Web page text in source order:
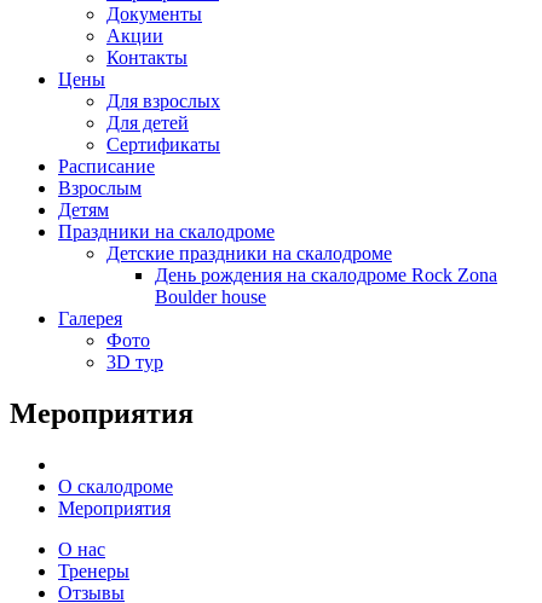
Документы
Акции
Контакты
Цены
Для взрослых
Для детей
Сертификаты
Расписание
Взрослым
Детям
Праздники на скалодроме
Детские праздники на скалодроме
День рождения на скалодроме Rock Zona
Boulder house
Галерея
Фото
3D тур
Мероприятия
О скалодроме
Мероприятия
О нас
Тренеры
Отзывы